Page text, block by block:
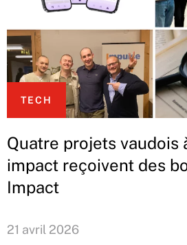
TECH
Quatre projets vaudois
impact reçoivent des
Impact
21 avril 2026